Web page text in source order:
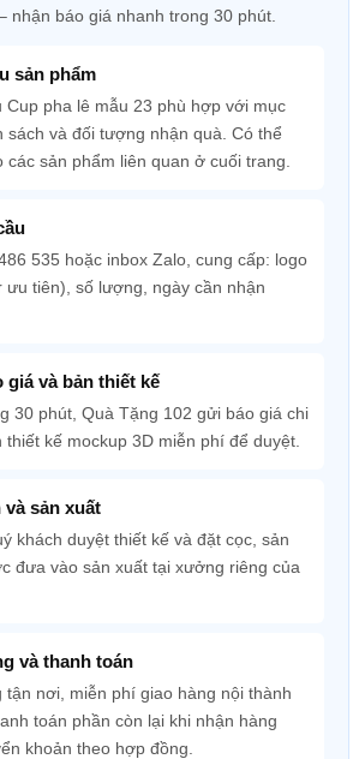
nhận báo giá nhanh trong 30 phút.
sản phẩm
Cup pha lê mẫu 23 phù hợp với mục
sách và đối tượng nhận quà. Có thể
các sản phẩm liên quan ở cuối trang.
535 hoặc inbox Zalo, cung cấp: logo
ưu tiên), số lượng, ngày cần nhận
giá và bản thiết kế
30 phút, Quà Tặng 102 gửi báo giá chi
thiết kế mockup 3D miễn phí để duyệt.
và sản xuất
khách duyệt thiết kế và đặt cọc, sản
đưa vào sản xuất tại xưởng riêng của
và thanh toán
tận nơi, miễn phí giao hàng nội thành
toán phần còn lại khi nhận hàng
khoản theo hợp đồng.